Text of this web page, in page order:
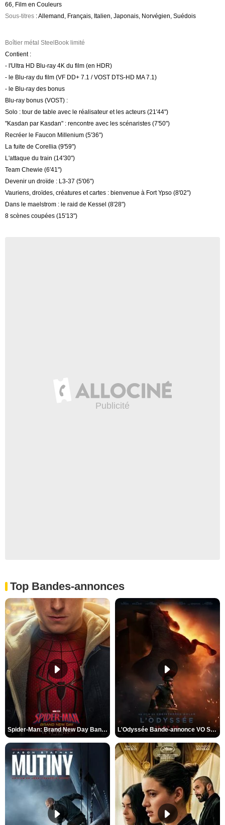
66, Film en Couleurs
Sous-titres : Allemand, Français, Italien, Japonais, Norvégien, Suédois
Boîtier métal SteelBook limité
Contient :
- l'Ultra HD Blu-ray 4K du film (en HDR)
- le Blu-ray du film (VF DD+ 7.1 / VOST DTS-HD MA 7.1)
- le Blu-ray des bonus
Blu-ray bonus (VOST) :
Solo : tour de table avec le réalisateur et les acteurs (21'44")
"Kasdan par Kasdan" : rencontre avec les scénaristes (7'50")
Recréer le Faucon Millenium (5'36")
La fuite de Corellia (9'59")
L'attaque du train (14'30")
Team Chewie (6'41")
Devenir un droïde : L3-37 (5'06")
Vauriens, droïdes, créatures et cartes : bienvenue à Fort Ypso (8'02")
Dans le maelstrom : le raid de Kessel (8'28")
8 scènes coupées (15'13")
Top Bandes-annonces
Spider-Man: Brand New Day Bande-annonce VO STFR L'Odyssée Bande-annonce VO STFR